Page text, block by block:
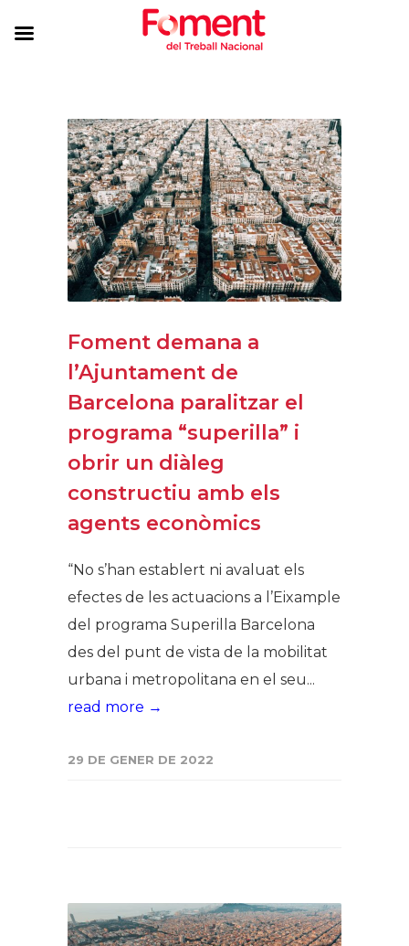
Foment demana a
l’Ajuntament de
Barcelona paralitzar el
programa “superilla” i
obrir un diàleg
constructiu amb els
agents econòmics
“No s’han establert ni avaluat els
efectes de les actuacions a l’Eixample
del programa Superilla Barcelona
des del punt de vista de la mobilitat
urbana i metropolitana en el seu...
read more →
29 DE GENER DE 2022